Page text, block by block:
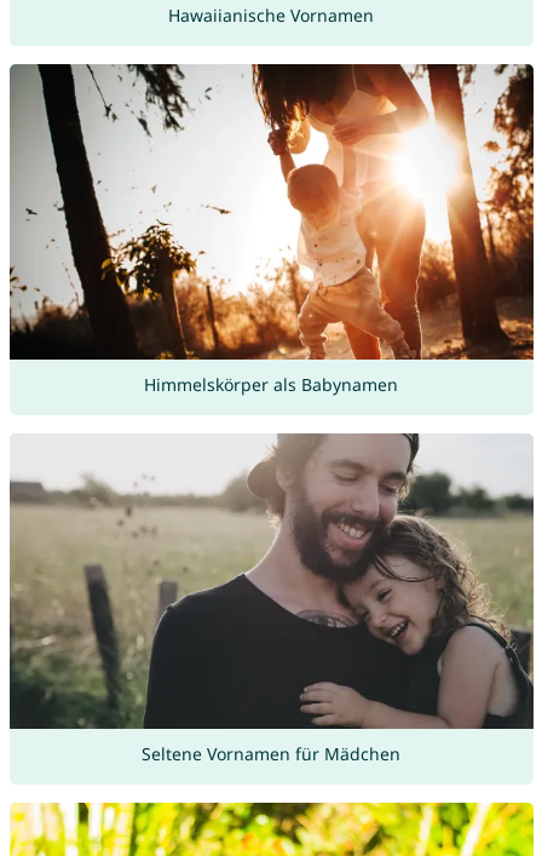
Hawaiianische Vornamen
Himmelskörper als Babynamen
Seltene Vornamen für Mädchen